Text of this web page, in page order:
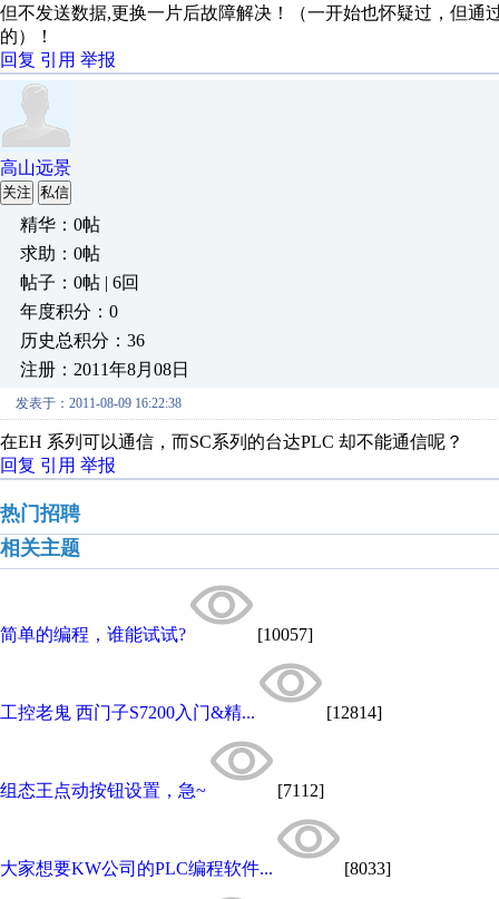
但不发送数据,更换一片后故障解决！（一开始也怀疑过，但
的）！
回复 引用 举报
高山远景
关注 私信
精华：0帖
求助：0帖
帖子：0帖 | 6回
年度积分：0
历史总积分：36
注册：2011年8月08日
发表于：2011-08-09 16:22:38
在EH 系列可以通信，而SC系列的台达PLC 却不能通信呢？
回复 引用 举报
热门招聘
相关主题
简单的编程，谁能试试? [10057]
工控老鬼 西门子S7200入门&精... [12814]
组态王点动按钮设置，急~ [7112]
大家想要KW公司的PLC编程软件... [8033]